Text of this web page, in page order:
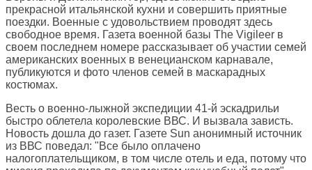
прекрасной итальянской кухни и совершить приятные
поездки. Военные с удовольствием проводят здесь
свободное время. Газета военной базы The Vigileer в
своем последнем номере рассказывает об участии семей
американских военных в венецианском карнавале,
публикуются и фото членов семей в маскарадных
костюмах.
Весть о военно-лыжной экспедиции 41-й эскадрильи
быстро облетела королевские ВВС. И вызвала зависть.
Новость дошла до газет. Газете Sun анонимный источник
из ВВС поведал: "Все было оплачено
налогоплательщиком, в том числе отель и еда, потому что